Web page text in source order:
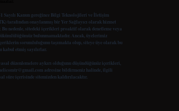
Sayılı Kanun gereğince Bilgi Teknolojileri ve İletişim
tarafından onaylanmış bir Yer Sağlayıcı olarak hizmet
Bu nedenle, sitedeki içerikleri proaktif olarak denetleme veya
bulunmamaktadır. Ancak, üyelerimiz
sorumluluğunu taşımakta olup, siteye üye olarak bu
kabul etmiş sayılırlar.
düzenlemelere aykırı olduğunu düşündüğünüz içerikleri,
adresine bildirmeniz halinde, ilgili
süre içerisinde sitemizden kaldırılacaktır.